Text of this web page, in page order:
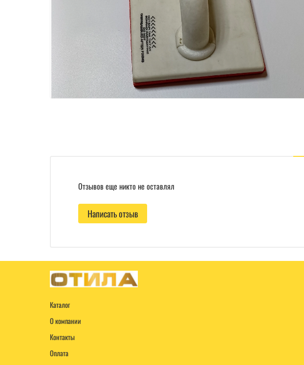
Отзывов еще никто не оставлял
Написать отзыв
Каталог
О компании
Контакты
Оплата